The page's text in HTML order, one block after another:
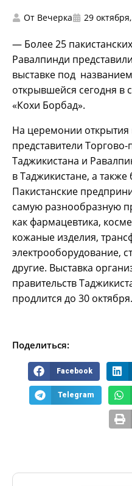
От Вечерка 29
— Более 25
Равалпинди
выставке под
открывшейся сегодня в
«Кохи Борбад».
На церемонии открытия
представители
Таджикистана и
в Таджикистане, а также
Пакистанские
самую разнообразную
как фармацевтика,
кожаные изделия,
электрооборудование,
другие. Выставка
правительств
продлится до 30 октября.
Поделиться:
Facebook
Telegram